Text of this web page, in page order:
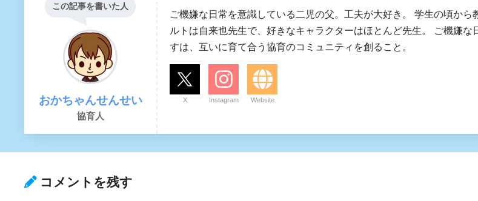
この記事を書いた人
おかちゃんせんせい
協育人
ご機嫌な日常を意識している二児の父。工夫が大好き。 学生の頃か
ルトは自来也先生で、好きなキャラクターはほとんど先生。 ご機嫌
すは、互いに育て合う協育のコミュニティを創ること。
X Instagram Website
コメントを残す